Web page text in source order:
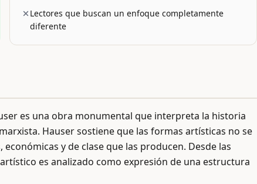
Lectores que buscan un enfoque completamente
diferente
es una obra monumental que interpreta la historia
Hauser sostiene que las formas artísticas no se
y de clase que las producen. Desde las
es analizado como expresión de una estructura